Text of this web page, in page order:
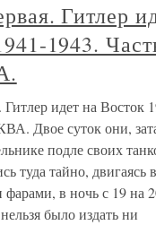
Гитлер
1943.
идет на Восток
Двое суток они,
подле своих
туда тайно, двигаясь
в ночь с 19 на
было издать ни